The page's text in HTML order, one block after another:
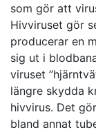
som gör att
Hivviruset gör
producerar en
sig ut i
viruset
längre skydda
hivvirus. Det
bland annat